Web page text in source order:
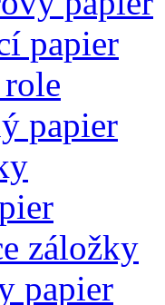
papier
papier
záložky
papier